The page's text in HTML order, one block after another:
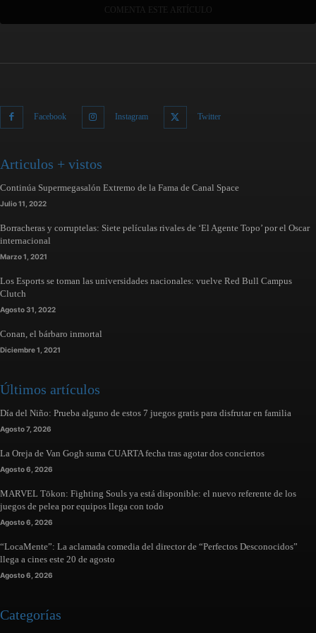
Facebook Instagram Twitter
Articulos + vistos
Continúa Supermegasalón Extremo de la Fama de Canal Space
Julio 11, 2022
Borracheras y corruptelas: Siete películas rivales de ‘El Agente Topo’ por el Oscar
internacional
Marzo 1, 2021
Los Esports se toman las universidades nacionales: vuelve Red Bull Campus
Clutch
Agosto 31, 2022
Conan, el bárbaro inmortal
Diciembre 1, 2021
Últimos artículos
Día del Niño: Prueba alguno de estos 7 juegos gratis para disfrutar en familia
Agosto 7, 2026
La Oreja de Van Gogh suma CUARTA fecha tras agotar dos conciertos
Agosto 6, 2026
MARVEL Tōkon: Fighting Souls ya está disponible: el nuevo referente de los
juegos de pelea por equipos llega con todo
Agosto 6, 2026
“LocaMente”: La aclamada comedia del director de “Perfectos Desconocidos”
llega a cines este 20 de agosto
Agosto 6, 2026
Categorías